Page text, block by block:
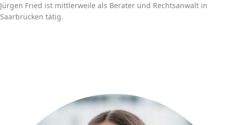
Jürgen Fried ist mittlerweile als Berater und Rechtsanwalt in
Saarbrücken tätig.